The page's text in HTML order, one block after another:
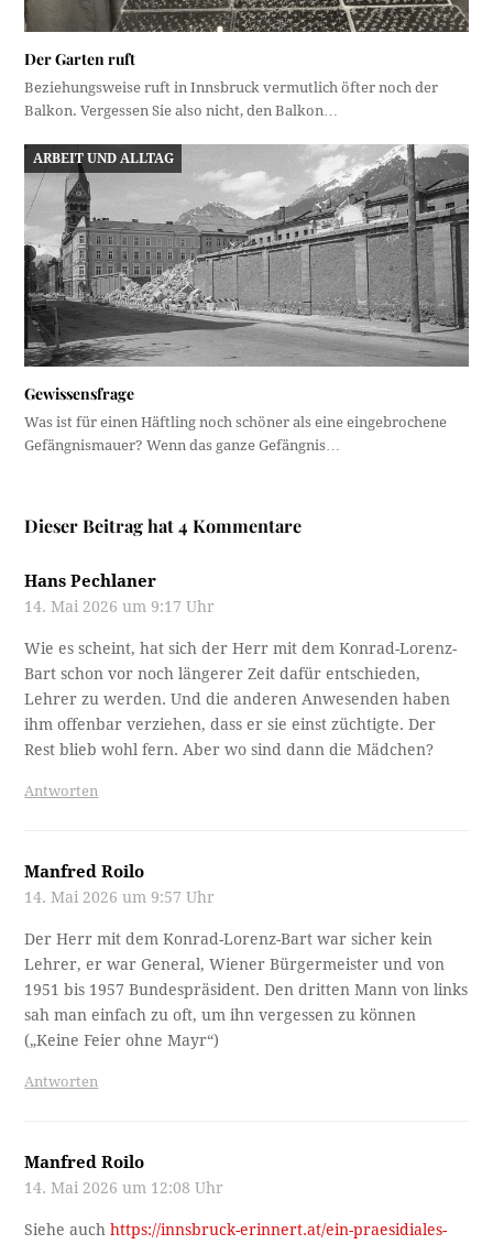
Der Garten ruft
Beziehungsweise ruft in Innsbruck vermutlich öfter noch der
Balkon. Vergessen Sie also nicht, den Balkon…
ARBEIT UND ALLTAG
Gewissensfrage
Was ist für einen Häftling noch schöner als eine eingebrochene
Gefängnismauer? Wenn das ganze Gefängnis…
Dieser Beitrag hat 4 Kommentare
Hans Pechlaner
14. Mai 2026 um 9:17 Uhr
Wie es scheint, hat sich der Herr mit dem Konrad-Lorenz-
Bart schon vor noch längerer Zeit dafür entschieden,
Lehrer zu werden. Und die anderen Anwesenden haben
ihm offenbar verziehen, dass er sie einst züchtigte. Der
Rest blieb wohl fern. Aber wo sind dann die Mädchen?
Antworten
Manfred Roilo
14. Mai 2026 um 9:57 Uhr
Der Herr mit dem Konrad-Lorenz-Bart war sicher kein
Lehrer, er war General, Wiener Bürgermeister und von
1951 bis 1957 Bundespräsident. Den dritten Mann von links
sah man einfach zu oft, um ihn vergessen zu können
(„Keine Feier ohne Mayr“)
Antworten
Manfred Roilo
14. Mai 2026 um 12:08 Uhr
Siehe auchhttps://innsbruck-erinnert.at/ein-praesidiales-